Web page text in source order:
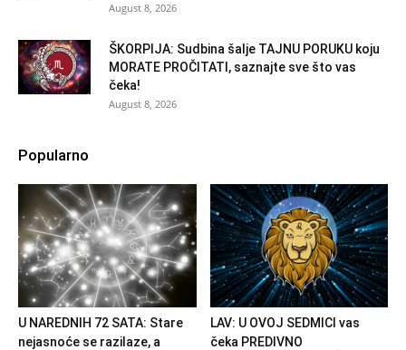
August 8, 2026
ŠKORPIJA: Sudbina šalje TAJNU PORUKU koju
MORATE PROČITATI, saznajte sve što vas
čeka!
August 8, 2026
Popularno
U NAREDNIH 72 SATA: Stare
nejasnoće se razilaze, a
LAV: U OVOJ SEDMICI vas
čeka PREDIVNO